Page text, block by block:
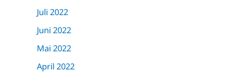
Juli 2022
Juni 2022
Mai 2022
April 2022